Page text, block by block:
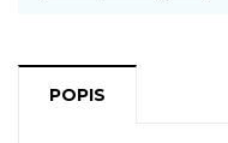
POPIS